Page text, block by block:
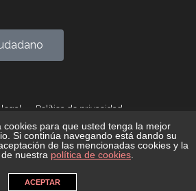
legal
Política de privacidad
Política de cookies
de Casalarreina - Todos los derechos
reservados
cookies para que usted tenga la mejor
Si continúa navegando está dando su
de las mencionadas cookies y la
nuestra política de cookies
ACEPTAR